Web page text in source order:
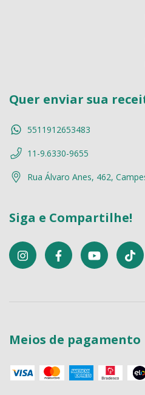
Quer enviar sua
5511912653483
11-9.6330-9655
Rua Álvaro Anes, 462,
Siga e Compartilhe!
Meios de pagamento